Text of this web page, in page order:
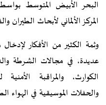
البحر الأبيض المتوسط
المركز الألماني لأبحاث الطيران
وثمة الكثير من الأفكار
عديدة، في مجالات الشرطة
الكوارث، والمراقبة
والحفلات الموسيقية في الهواء